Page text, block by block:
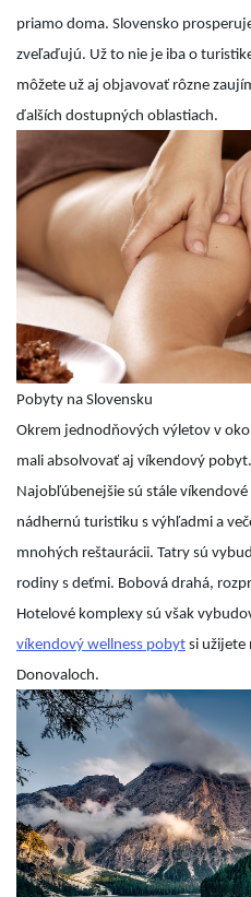
priamo doma. Slovensko
zveľaďujú. Už to nie je iba o
môžete už aj objavovať rôzne
ďalších dostupných oblastiach.
Pobyty na Slovensku
Okrem jednodňových výletov v
mali absolvovať aj víkendový
Najobľúbenejšie sú stále
nádhernú turistiku s výhľadmi a
mnohých reštaurácii. Tatry sú
rodiny s deťmi. Bobová drahá,
Hotelové komplexy sú však
víkendový wellness pobyt si užijete
Donovaloch.